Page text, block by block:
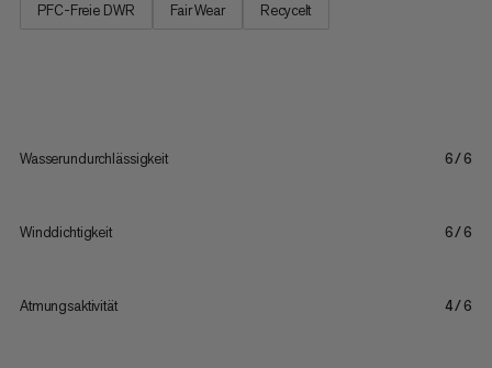
PFC-Freie DWR
Fair Wear Recycelt
Wasserundurchlässigkeit 6/6
Winddichtigkeit 6/6
Atmungsaktivität 4/6